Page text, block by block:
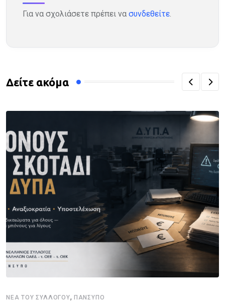
Για να σχολιάσετε πρέπει να συνδεθείτε.
Δείτε ακόμα
ΝΈΑ ΤΟΥ ΣΥΛΛΌΓΟΥ, ΠΑΝΣΥΠΟ